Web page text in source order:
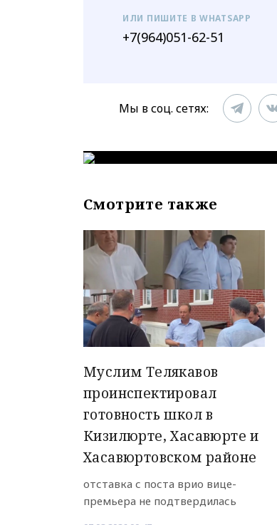
ИЛИ ПИШИТЕ В WHATSAPP
+7(964)051-62-51
Мы в соц. сетях:
Смотрите также
Муслим Телякавов
проинспектировал
готовность школ в
Кизилюрте, Хасавюрте и
Хасавюртовском районе
отставка с поста врио вице-
премьера не подтвердилась